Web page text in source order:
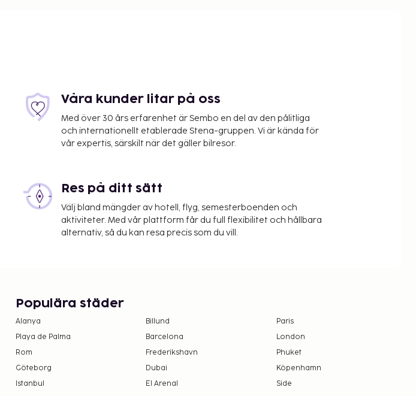
Våra kunder litar på oss
Med över 30 års erfarenhet är Sembo en del av den pålitliga
och internationellt etablerade Stena-gruppen. Vi är kända för
vår expertis, särskilt när det gäller bilresor.
Res på ditt sätt
Välj bland mängder av hotell, flyg, semesterboenden och
aktiviteter. Med vår plattform får du full flexibilitet och hållbara
alternativ, så du kan resa precis som du vill.
Populära städer
Alanya Billund
Paris
Playa de Palma
Barcelona
London
Rom
Frederikshavn
Phuket
Göteborg
Dubai
Köpenhamn
Istanbul
El Arenal Side